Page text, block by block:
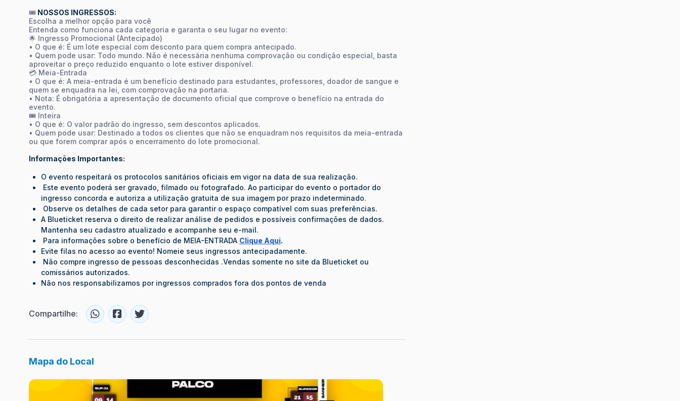
🎟 NOSSOS INGRESSOS:
Escolha a melhor opção para você
Entenda como funciona cada categoria e garanta o seu lugar no evento:
🌟 Ingresso Promocional (Antecipado)
• O que é: É um lote especial com desconto para quem compra antecipado.
• Quem pode usar: Todo mundo. Não é necessária nenhuma comprovação ou condição especial, basta
aproveitar o preço reduzido enquanto o lote estiver disponível.
💳 Meia-Entrada
• O que é: A meia-entrada é um benefício destinado para estudantes, professores, doador de sangue e
quem se enquadra na lei, com comprovação na portaria.
• Nota: É obrigatória a apresentação de documento oficial que comprove o benefício na entrada do
evento.
🎟️ Inteira
• O que é: O valor padrão do ingresso, sem descontos aplicados.
• Quem pode usar: Destinado a todos os clientes que não se enquadram nos requisitos da meia-entrada
ou que forem comprar após o encerramento do lote promocional.
Informações Importantes:
O evento respeitará os protocolos sanitários oficiais em vigor na data de sua realização.
Este evento poderá ser gravado, filmado ou fotografado. Ao participar do evento o portador do
ingresso concorda e autoriza a utilização gratuita de sua imagem por prazo indeterminado.
Observe os detalhes de cada setor para garantir o espaço compatível com suas preferências.
A Blueticket reserva o direito de realizar análise de pedidos e possíveis confirmações de dados.
Mantenha seu cadastro atualizado e acompanhe seu e-mail.
Para informações sobre o benefício de MEIA-ENTRADA Clique Aqui.
Evite filas no acesso ao evento! Nomeie seus ingressos antecipadamente.
Não compre ingresso de pessoas desconhecidas .Vendas somente no site da Blueticket ou
comissários autorizados.
Não nos responsabilizamos por ingressos comprados fora dos pontos de venda
Compartilhe:
Mapa do Local